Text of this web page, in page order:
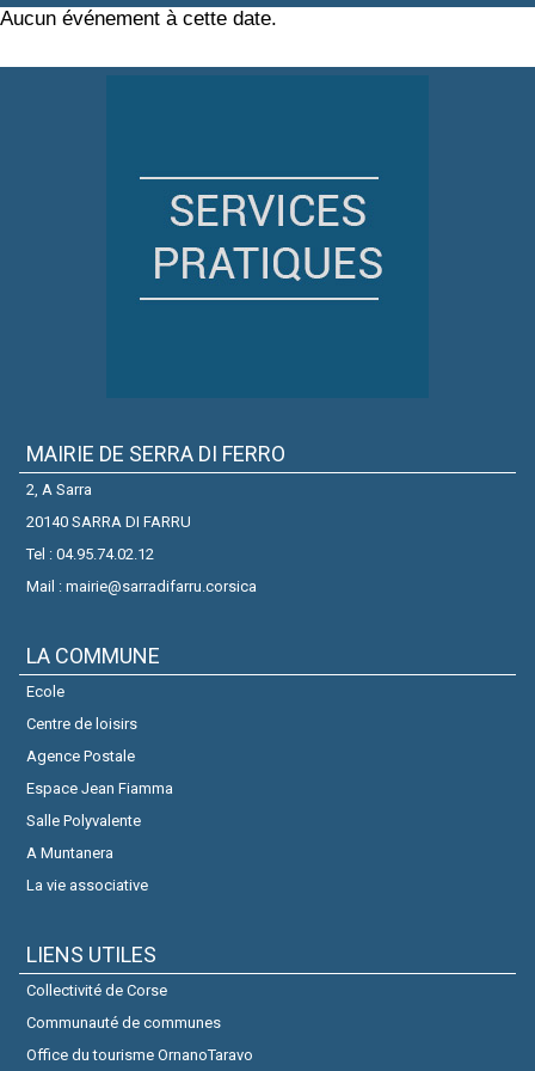
Aucun événement à cette date.
MAIRIE DE SERRA DI FERRO
2, A Sarra
20140 SARRA DI FARRU
Tel : 04.95.74.02.12
Mail : mairie@sarradifarru.corsica
LA COMMUNE
Ecole
Centre de loisirs
Agence Postale
Espace Jean Fiamma
Salle Polyvalente
A Muntanera
La vie associative
LIENS UTILES
Collectivité de Corse
Communauté de communes
Office du tourisme OrnanoTaravo